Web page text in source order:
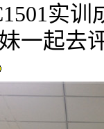
实训
一起去